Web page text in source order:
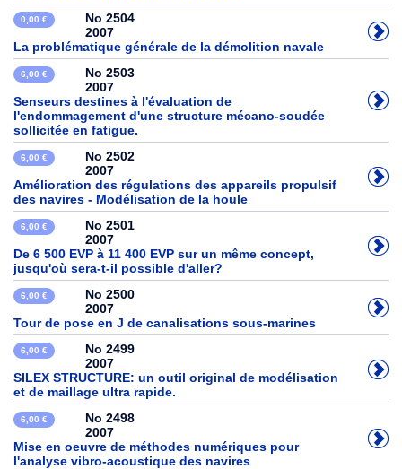
0,00 €
No 2504
2007
La problématique générale de la démolition navale
6,00 €
No 2503
2007
Senseurs destines à l'évaluation de
l'endommagement d'une structure mécano-soudée
sollicitée en fatigue.
6,00 €
No 2502
2007
Amélioration des régulations des appareils propulsif
des navires - Modélisation de la houle
6,00 €
No 2501
2007
De 6 500 EVP à 11 400 EVP sur un même concept,
jusqu'où sera-t-il possible d'aller?
6,00 €
No 2500
2007
Tour de pose en J de canalisations sous-marines
6,00 €
No 2499
2007
SILEX STRUCTURE: un outil original de modélisation
et de maillage ultra rapide.
6,00 €
No 2498
2007
Mise en oeuvre de méthodes numériques pour
l'analyse vibro-acoustique des navires